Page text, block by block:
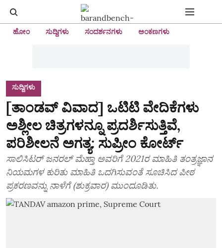
ಹೋಂ ಸುದ್ದಿಗಳು ಸಂದರ್ಶನಗಳು ಅಂಕಣಗಳು
ಸುದ್ದಿಗಳು
[ತಾಂಡವ್ ವಿವಾದ] ಒಟಿಟಿ ವೇದಿಕೆಗಳು
ಅಶ್ಲೀಲ ಚಿತ್ರಗಳನ್ನೂ ಪ್ರದರ್ಶಿಸುತ್ತಿವೆ,
ಪರಿಶೀಲನೆ ಅಗತ್ಯ: ಸುಪ್ರೀಂ ಕೋರ್ಟ್
ಸಾಲಿಸಿಟರ್ ಜನರಲ್ ಮೆಹ್ತಾ ಅವರಿಗೆ 2021ರ ಮಾಹಿತಿ ತಂತ್ರಜ್ಞಾನ
ನಿಯಮಗಳ ಕುರಿತು ಮಾಹಿತಿ ಒದಗಿಸುವಂತೆ ಸೂಚಿಸಿದ ಪೀಠ
ಪ್ರಕರಣವನ್ನು ನಾಳೆಗೆ (ಶುಕ್ರವಾರ) ಮುಂದೂಡಿತು.